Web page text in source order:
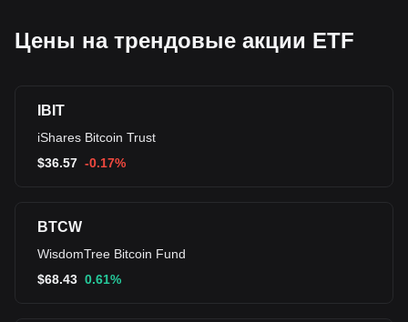
Цены на трендовые акции ETF
IBIT
iShares Bitcoin Trust
$36.57 -0.17%
BTCW
WisdomTree Bitcoin Fund
$68.43 0.61%